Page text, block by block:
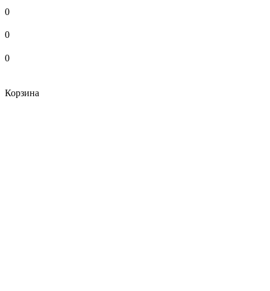
0
0
0
Корзина